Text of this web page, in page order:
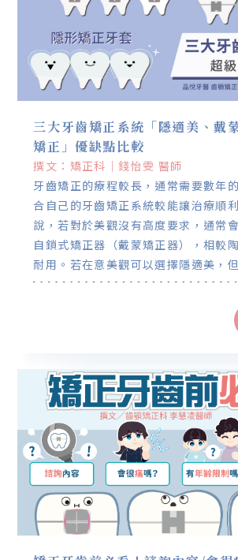
三大牙齒矯正系統「隱適美、戴
矯正」優缺點比較
撰文：矯正科｜錢怡雯 醫師
牙齒矯正的療程較長，通常需要數年
合自己的牙齒矯正系統較能讓治療順
說，若對於美觀沒有高度要求，通常
自鎖式矯正器（戴蒙矯正器），相較
耐用。若在意美觀可以選擇隱適美，
每日自律配戴至所需時數的人。